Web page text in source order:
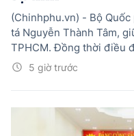
5 giờ trước
(Chinhphu.vn) - Bộ
tá Nguyễn Thành Tâm,
TPHCM. Đồng thời điều